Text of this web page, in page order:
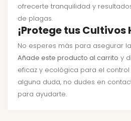
ofrecerte tranquilidad y
de plagas.
¡Protege tus Cultivos
No esperes más para asegurar
Añade este producto al carrito y
eficaz y ecológica para el control
alguna duda, no dudes en
para ayudarte.